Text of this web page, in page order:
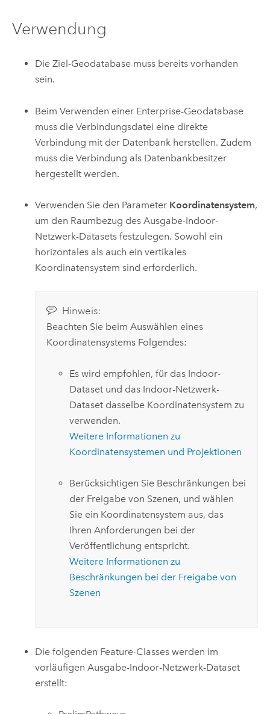
Verwendung
Die Ziel-Geodatabase muss bereits vorhanden
sein.
Beim Verwenden einer Enterprise-Geodatabase
muss die Verbindungsdatei eine direkte
Verbindung mit der Datenbank herstellen. Zudem
muss die Verbindung als Datenbankbesitzer
hergestellt werden.
Verwenden Sie den Parameter Koordinatensystem,
um den Raumbezug des Ausgabe-Indoor-
Netzwerk-Datasets festzulegen. Sowohl ein
horizontales als auch ein vertikales
Koordinatensystem sind erforderlich.
Hinweis:
Beachten Sie beim Auswählen eines
Koordinatensystems Folgendes:
Es wird empfohlen, für das Indoor-
Dataset und das Indoor-Netzwerk-
Dataset dasselbe Koordinatensystem zu
verwenden.
Weitere Informationen zu
Koordinatensystemen und Projektionen
Berücksichtigen Sie Beschränkungen bei
der Freigabe von Szenen, und wählen
Sie ein Koordinatensystem aus, das
Ihren Anforderungen bei der
Veröffentlichung entspricht.
Weitere Informationen zu
Beschränkungen bei der Freigabe von
Szenen
Die folgenden Feature-Classes werden im
vorläufigen Ausgabe-Indoor-Netzwerk-Dataset
erstellt: